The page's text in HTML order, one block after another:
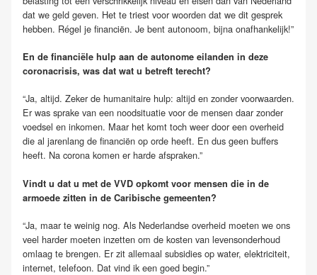
dat we geld geven. Het te triest voor woorden dat we dit gesprek
hebben. Régel je financiën. Je bent autonoom, bijna onafhankelijk!”
En de financiële hulp aan de autonome eilanden in deze
coronacrisis, was dat wat u betreft terecht?
“Ja, altijd. Zeker de humanitaire hulp: altijd en zonder voorwaarden.
Er was sprake van een noodsituatie voor de mensen daar zonder
voedsel en inkomen. Maar het komt toch weer door een overheid
die al jarenlang de financiën op orde heeft. En dus geen buffers
heeft. Na corona komen er harde afspraken.”
Vindt u dat u met de VVD opkomt voor mensen die in de
armoede zitten in de Caribische gemeenten?
“Ja, maar te weinig nog. Als Nederlandse overheid moeten we ons
veel harder moeten inzetten om de kosten van levensonderhoud
omlaag te brengen. Er zit allemaal subsidies op water, elektriciteit,
internet, telefoon. Dat vind ik een goed begin.”